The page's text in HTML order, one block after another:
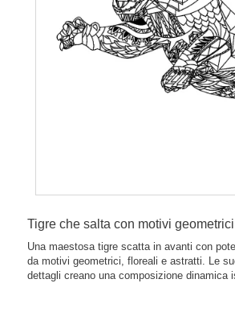
Tigre che salta con motivi geometrici
Una maestosa tigre scatta in avanti con
da motivi geometrici, floreali e astratti. Le
dettagli creano una composizione dinamica